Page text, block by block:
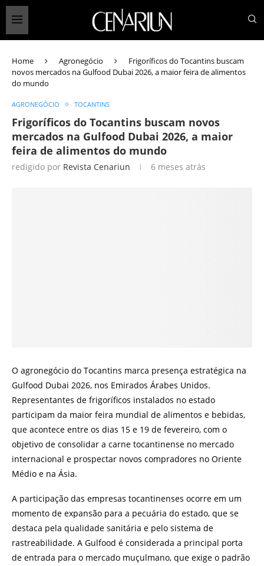
Home Agronegócio
Frigoríficos do Tocantins buscam
novos mercados na Gulfood Dubai 2026, a maior feira de alimentos
do mundo
AGRONEGÓCIO TOCANTINS
Frigoríficos do Tocantins buscam novos
mercados na Gulfood Dubai 2026, a maior
feira de alimentos do mundo
redigido por Revista Cenariun 6 meses atrás
O agronegócio do Tocantins marca presença estratégica na
Gulfood Dubai 2026, nos Emirados Árabes Unidos.
Representantes de frigoríficos instalados no estado
participam da maior feira mundial de alimentos e bebidas,
que acontece entre os dias 15 e 19 de fevereiro, com o
objetivo de consolidar a carne tocantinense no mercado
internacional e prospectar novos compradores no Oriente
Médio e na Ásia.
A participação das empresas tocantinenses ocorre em um
momento de expansão para a pecuária do estado, que se
destaca pela qualidade sanitária e pelo sistema de
rastreabilidade. A Gulfood é considerada a principal porta
de entrada para o mercado muçulmano, que exige o padrão